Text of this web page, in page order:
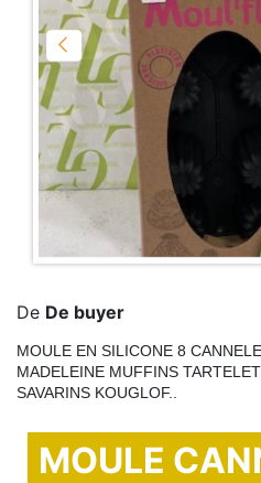
De De buyer
MOULE EN SILICONE 8
MADELEINE MUFFINS
SAVARINS KOUGLOF..
MOULE